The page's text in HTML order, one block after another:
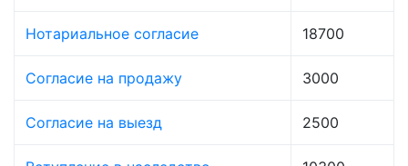
Нотариальное согласие 18700
Согласие на продажу 3000
Согласие на выезд 2500